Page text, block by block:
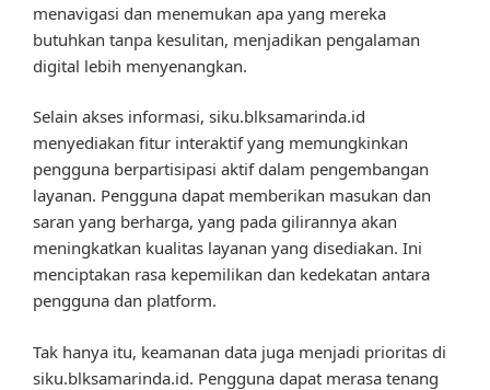
menavigasi dan menemukan apa yang mereka
butuhkan tanpa kesulitan, menjadikan pengalaman
digital lebih menyenangkan.
Selain akses informasi, siku.blksamarinda.id
menyediakan fitur interaktif yang memungkinkan
pengguna berpartisipasi aktif dalam pengembangan
layanan. Pengguna dapat memberikan masukan dan
saran yang berharga, yang pada gilirannya akan
meningkatkan kualitas layanan yang disediakan. Ini
menciptakan rasa kepemilikan dan kedekatan antara
pengguna dan platform.
Tak hanya itu, keamanan data juga menjadi prioritas di
siku.blksamarinda.id. Pengguna dapat merasa tenang